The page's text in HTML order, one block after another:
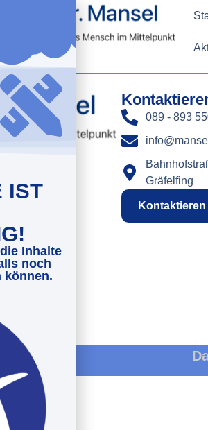
089 - 893
Gräfelfing
Kontaktieren
IST
Inhalte
noch
können.